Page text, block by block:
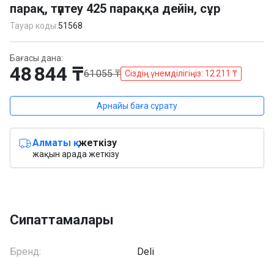
парақ, түптеу 425 параққа дейін, сұр
Тауар коды:51568
Бағасы дана:
48 844 ₸61 055 ₸ Сіздің үнемділігіңіз: 12 211 ₸
Арнайы баға сұрату
Алматы қ.жеткізу
жақын арада жеткізу
Сипаттамалары
Бренд:
Deli